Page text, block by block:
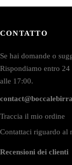
CONTATTO
Se hai domande o
Rispondiamo entro
alle 17:00.
Traccia il mio ordine
Contattaci riguardo al
Recensioni dei clienti